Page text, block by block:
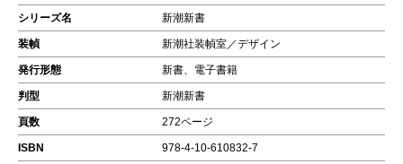
シリーズ名 新潮新書
装幀 新潮社装幀室／デザイン
発行形態 新書、電子書籍
判型 新潮新書
頁数 272ページ
ISBN 978-4-10-610832-7